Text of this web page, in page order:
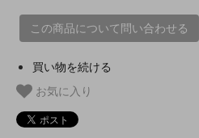
この商品について問い合わせる
買い物を続ける
お気に入り